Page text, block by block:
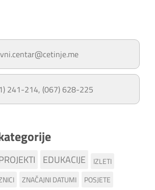
241-214, (067) 628-225
EDUKACIJE
IZLETI
ZNAČAJNI DATUMI
POSJETE